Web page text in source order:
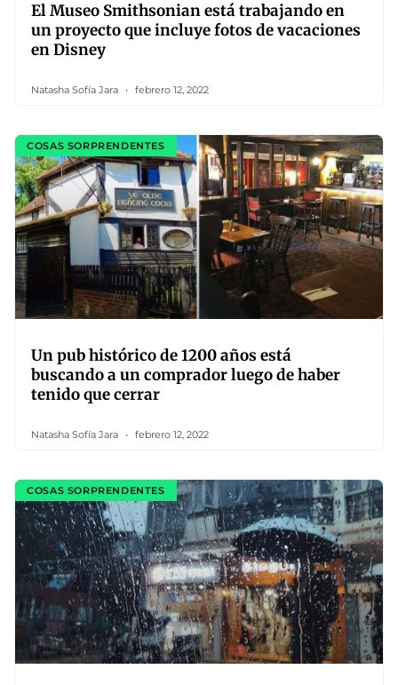
El Museo Smithsonian está trabajando en
un proyecto que incluye fotos de vacaciones
en Disney
Natasha Sofía Jara febrero 12, 2022
COSAS SORPRENDENTES
Un pub histórico de 1200 años está
buscando a un comprador luego de haber
tenido que cerrar
Natasha Sofía Jara febrero 12, 2022
COSAS SORPRENDENTES